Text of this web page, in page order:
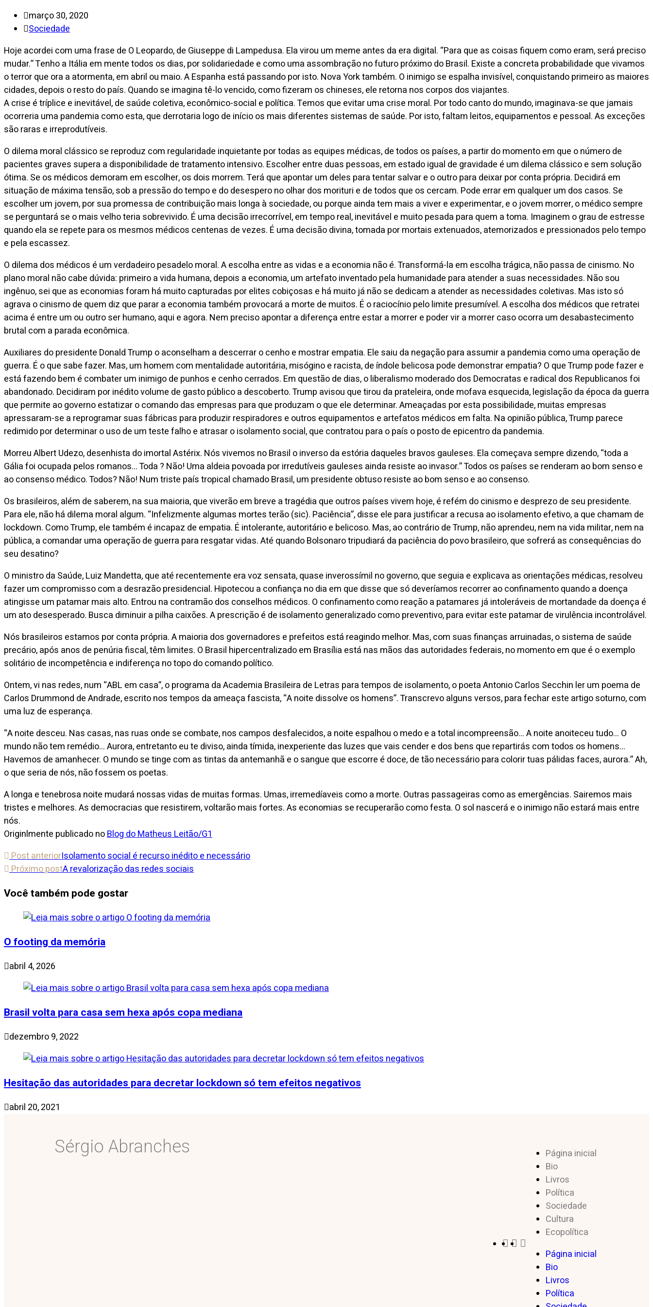
março 30, 2020
Sociedade
Hoje acordei com uma frase de O Leopardo, de Giuseppe di Lampedusa. Ela virou um meme antes da era digital. “Para que as coisas fiquem como eram, será preciso
mudar.” Tenho a Itália em mente todos os dias, por solidariedade e como uma assombração no futuro próximo do Brasil. Existe a concreta probabilidade que vivamos
o terror que ora a atormenta, em abril ou maio. A Espanha está passando por isto. Nova York também. O inimigo se espalha invisível, conquistando primeiro as maiores
cidades, depois o resto do país. Quando se imagina tê-lo vencido, como fizeram os chineses, ele retorna nos corpos dos viajantes.
A crise é tríplice e inevitável, de saúde coletiva, econômico-social e política. Temos que evitar uma crise moral. Por todo canto do mundo, imaginava-se que jamais
ocorreria uma pandemia como esta, que derrotaria logo de início os mais diferentes sistemas de saúde. Por isto, faltam leitos, equipamentos e pessoal. As exceções
são raras e irreprodutíveis.
O dilema moral clássico se reproduz com regularidade inquietante por todas as equipes médicas, de todos os países, a partir do momento em que o número de
pacientes graves supera a disponibilidade de tratamento intensivo. Escolher entre duas pessoas, em estado igual de gravidade é um dilema clássico e sem solução
ótima. Se os médicos demoram em escolher, os dois morrem. Terá que apontar um deles para tentar salvar e o outro para deixar por conta própria. Decidirá em
situação de máxima tensão, sob a pressão do tempo e do desespero no olhar dos morituri e de todos que os cercam. Pode errar em qualquer um dos casos. Se
escolher um jovem, por sua promessa de contribuição mais longa à sociedade, ou porque ainda tem mais a viver e experimentar, e o jovem morrer, o médico sempre
se perguntará se o mais velho teria sobrevivido. É uma decisão irrecorrível, em tempo real, inevitável e muito pesada para quem a toma. Imaginem o grau de estresse
quando ela se repete para os mesmos médicos centenas de vezes. É uma decisão divina, tomada por mortais extenuados, atemorizados e pressionados pelo tempo
e pela escassez.
O dilema dos médicos é um verdadeiro pesadelo moral. A escolha entre as vidas e a economia não é. Transformá-la em escolha trágica, não passa de cinismo. No
plano moral não cabe dúvida: primeiro a vida humana, depois a economia, um artefato inventado pela humanidade para atender a suas necessidades. Não sou
ingênuo, sei que as economias foram há muito capturadas por elites cobiçosas e há muito já não se dedicam a atender as necessidades coletivas. Mas isto só
agrava o cinismo de quem diz que parar a economia também provocará a morte de muitos. É o raciocínio pelo limite presumível. A escolha dos médicos que retratei
acima é entre um ou outro ser humano, aqui e agora. Nem preciso apontar a diferença entre estar a morrer e poder vir a morrer caso ocorra um desabastecimento
brutal com a parada econômica.
Auxiliares do presidente Donald Trump o aconselham a descerrar o cenho e mostrar empatia. Ele saiu da negação para assumir a pandemia como uma operação de
guerra. É o que sabe fazer. Mas, um homem com mentalidade autoritária, misógino e racista, de índole belicosa pode demonstrar empatia? O que Trump pode fazer e
está fazendo bem é combater um inimigo de punhos e cenho cerrados. Em questão de dias, o liberalismo moderado dos Democratas e radical dos Republicanos foi
abandonado. Decidiram por inédito volume de gasto público a descoberto. Trump avisou que tirou da prateleira, onde mofava esquecida, legislação da época da guerra
que permite ao governo estatizar o comando das empresas para que produzam o que ele determinar. Ameaçadas por esta possibilidade, muitas empresas
apressaram-se a reprogramar suas fábricas para produzir respiradores e outros equipamentos e artefatos médicos em falta. Na opinião pública, Trump parece
redimido por determinar o uso de um teste falho e atrasar o isolamento social, que contratou para o país o posto de epicentro da pandemia.
Morreu Albert Udezo, desenhista do imortal Astérix. Nós vivemos no Brasil o inverso da estória daqueles bravos gauleses. Ela começava sempre dizendo, “toda a
Gália foi ocupada pelos romanos… Toda ? Não! Uma aldeia povoada por irredutíveis gauleses ainda resiste ao invasor.” Todos os países se renderam ao bom senso e
ao consenso médico. Todos? Não! Num triste país tropical chamado Brasil, um presidente obtuso resiste ao bom senso e ao consenso.
Os brasileiros, além de saberem, na sua maioria, que viverão em breve a tragédia que outros países vivem hoje, é refém do cinismo e desprezo de seu presidente.
Para ele, não há dilema moral algum. “Infelizmente algumas mortes terão (sic). Paciência”, disse ele para justificar a recusa ao isolamento efetivo, a que chamam de
lockdown. Como Trump, ele também é incapaz de empatia. É intolerante, autoritário e belicoso. Mas, ao contrário de Trump, não aprendeu, nem na vida militar, nem na
pública, a comandar uma operação de guerra para resgatar vidas. Até quando Bolsonaro tripudiará da paciência do povo brasileiro, que sofrerá as consequências do
seu desatino?
O ministro da Saúde, Luiz Mandetta, que até recentemente era voz sensata, quase inverossímil no governo, que seguia e explicava as orientações médicas, resolveu
fazer um compromisso com a desrazão presidencial. Hipotecou a confiança no dia em que disse que só deveríamos recorrer ao confinamento quando a doença
atingisse um patamar mais alto. Entrou na contramão dos conselhos médicos. O confinamento como reação a patamares já intoleráveis de mortandade da doença é
um ato desesperado. Busca diminuir a pilha caixões. A prescrição é de isolamento generalizado como preventivo, para evitar este patamar de virulência incontrolável.
Nós brasileiros estamos por conta própria. A maioria dos governadores e prefeitos está reagindo melhor. Mas, com suas finanças arruinadas, o sistema de saúde
precário, após anos de penúria fiscal, têm limites. O Brasil hipercentralizado em Brasília está nas mãos das autoridades federais, no momento em que é o exemplo
solitário de incompetência e indiferença no topo do comando político.
Ontem, vi nas redes, num “ABL em casa”, o programa da Academia Brasileira de Letras para tempos de isolamento, o poeta Antonio Carlos Secchin ler um poema de
Carlos Drummond de Andrade, escrito nos tempos da ameaça fascista, “A noite dissolve os homens”. Transcrevo alguns versos, para fechar este artigo soturno, com
uma luz de esperança.
“A noite desceu. Nas casas, nas ruas onde se combate, nos campos desfalecidos, a noite espalhou o medo e a total incompreensão… A noite anoiteceu tudo… O
mundo não tem remédio… Aurora, entretanto eu te diviso, ainda tímida, inexperiente das luzes que vais cender e dos bens que repartirás com todos os homens…
Havemos de amanhecer. O mundo se tinge com as tintas da antemanhã e o sangue que escorre é doce, de tão necessário para colorir tuas pálidas faces, aurora.” Ah,
o que seria de nós, não fossem os poetas.
A longa e tenebrosa noite mudará nossas vidas de muitas formas. Umas, irremedíaveis como a morte. Outras passageiras como as emergências. Sairemos mais
tristes e melhores. As democracias que resistirem, voltarão mais fortes. As economias se recuperarão como festa. O sol nascerá e o inimigo não estará mais entre
nós.
Originlmente publicado noBlog do Matheus Leitão/G1
Post anteriorIsolamento social é recurso inédito e necessário
Próximo postA revalorização das redes sociais
Você também pode gostar
O footing da memória
abril 4, 2026
Brasil volta para casa sem hexa após copa mediana
dezembro 9, 2022
Hesitação das autoridades para decretar lockdown só tem efeitos negativos
abril 20, 2021
Sérgio Abranches
Página inicial
Bio
Livros
Política
Sociedade
Cultura
Ecopolítica
Página inicial
Bio
Livros
Política